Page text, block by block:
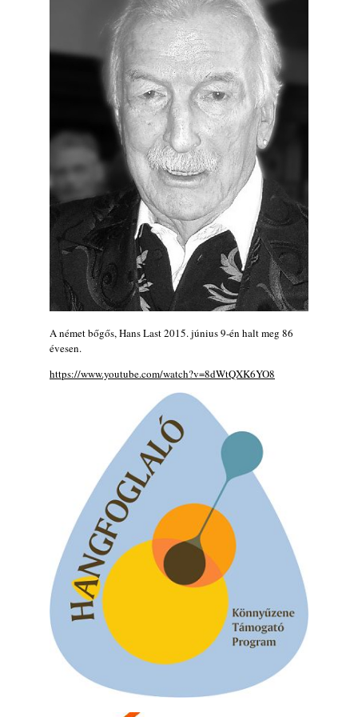
Jazz-rock albumok 1986-ból - Shakatak
„Into the Blue”
2026. augusztus 08.
Ezen a napon – augusztus 8. (2026)
2026. augusztus 08.
Fusio Group feat. Kertész Erika "New
Visions" lemezbemutató koncert
2026. augusztus 07.
Jazz-rock albumok 1985-ből - Issei Noro
„Sweet Sphere”
2026. augusztus 07.
Jazz-rock albumok 1984-ből - John Scofield
„Electric Outlet”
2026. augusztus 06.
X. BOHÉM JAZZFŐVÁROS fesztivál,
Kecskemét, 2026. augusztus 6-9.: 4 nap, 4
színpad, 10 ország zenészei, 40 óra zene és
tánc!
Magyar Jazz ABC – 541. rész: Juhász
2026. augusztus 05.
Jazz-rock albumok 1983-ból - John Scofield
„Out like a Light”
2026. augusztus 05.
Jazz-rock albumok 1982-ből - John Scofield
„Shinola”
2026. augusztus 04.
Kikkel beszéltem 2.0 – 5. rész: D
2026. augusztus 04.
Lemezek a hatvanas-hetvenes évekből - 84.
rész: Irving Ashby – Memoirs
2026. augusztus 04.
10 éve halt meg lapunk főszerkesztő-
helyettese, Csányi Attila
2026. augusztus 04.
A német bőgős, Hans Last 2015. június 9-én halt meg 86
évesen.
https://www.youtube.com/watch?v=8dWtQXK6YO8